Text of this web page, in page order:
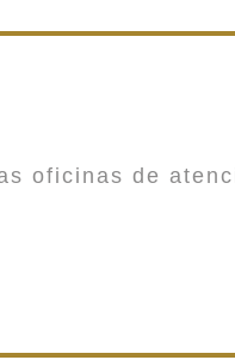
oficinas de